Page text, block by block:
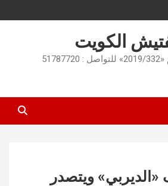
الكويت
ويتصدر